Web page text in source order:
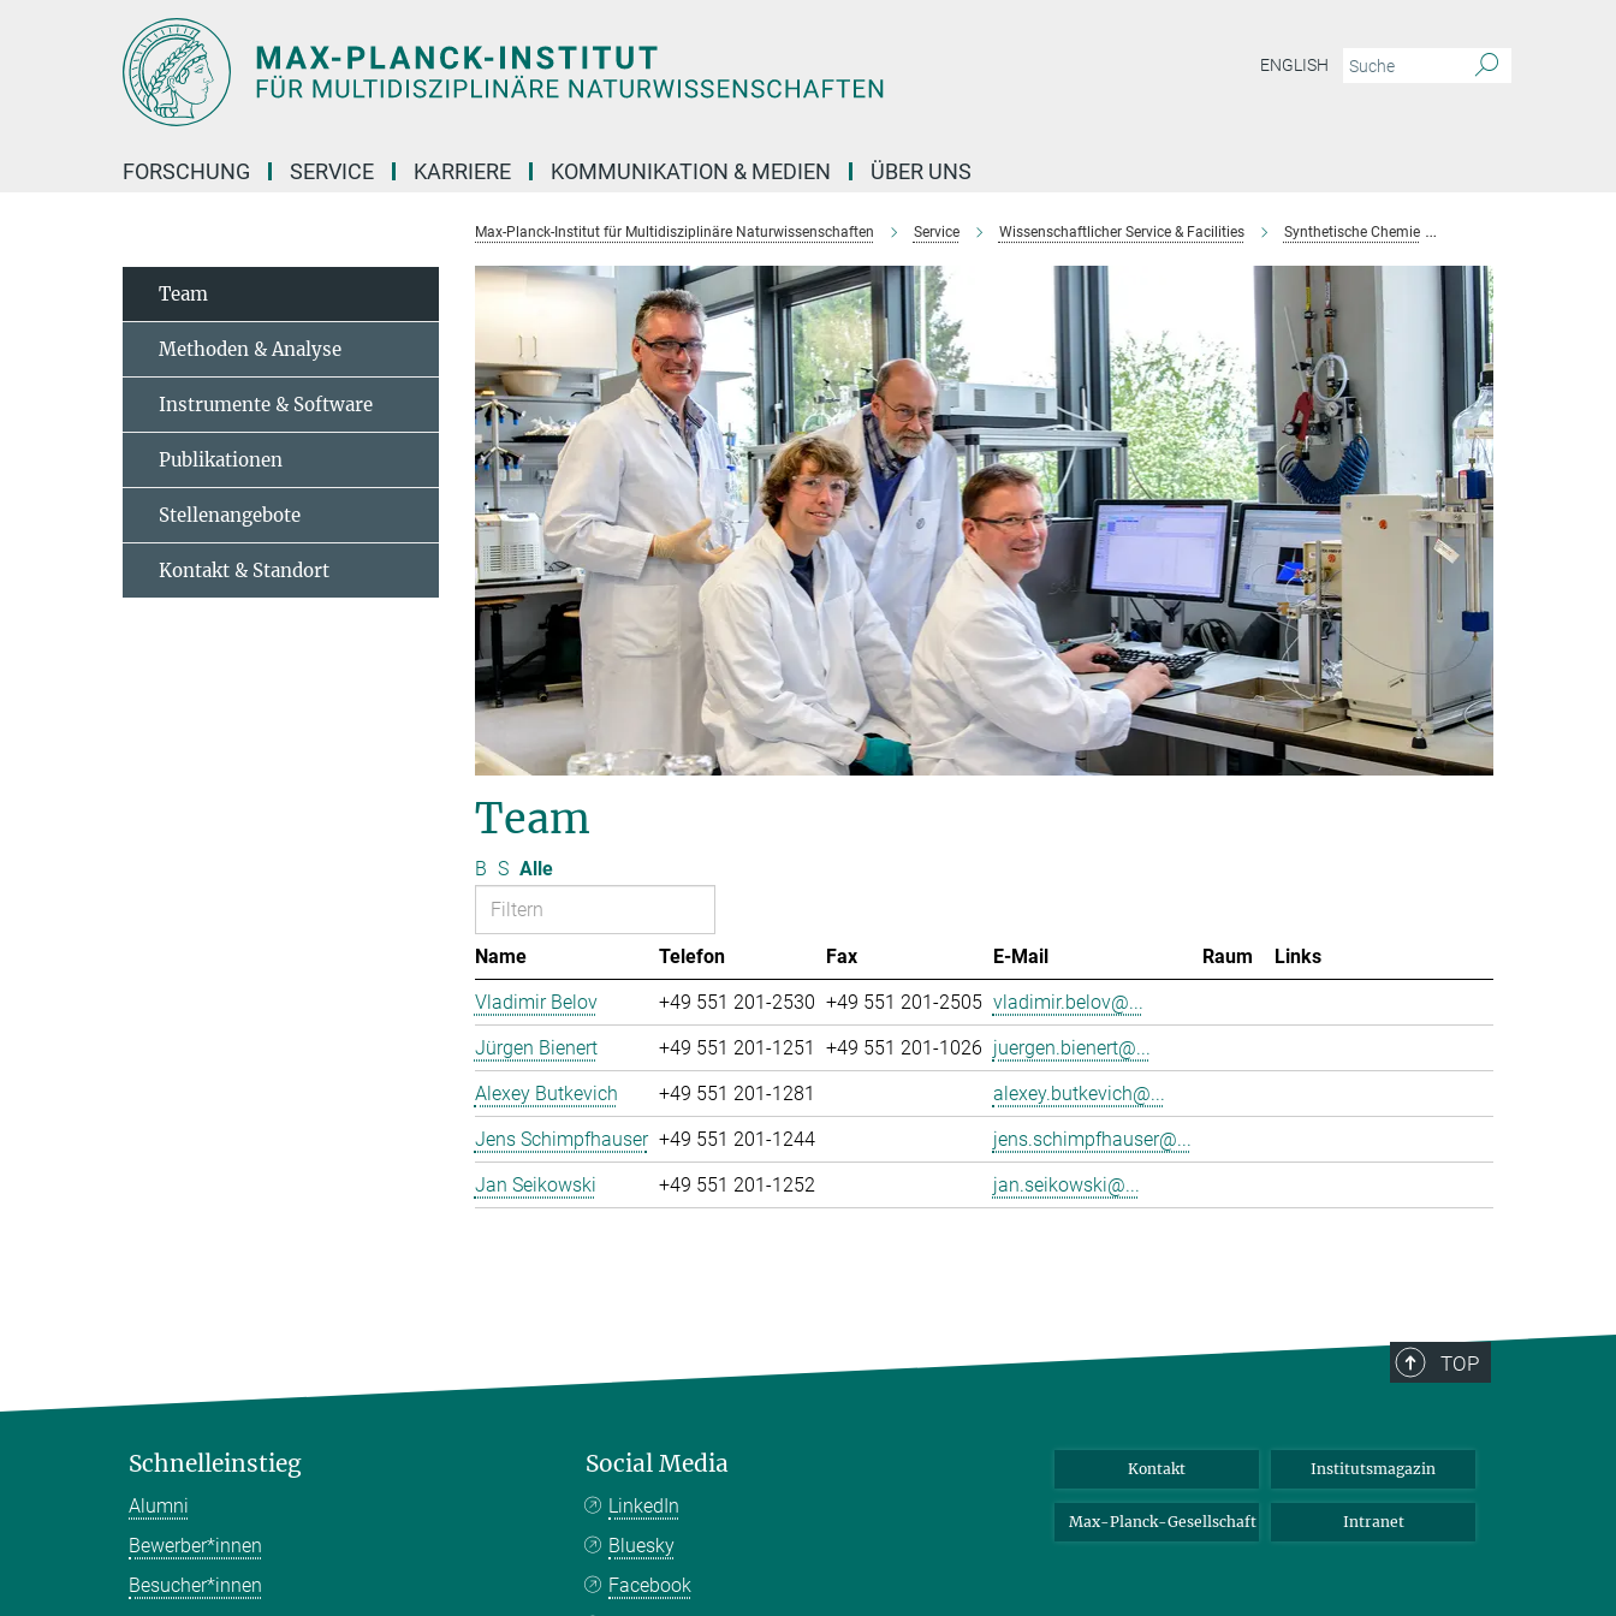
ENGLISH
FORSCHUNG SERVICE KARRIERE KOMMUNIKATION & MEDIEN ÜBER UNS
Max-Planck-Institut für Multidisziplinäre Naturwissenschaften Service Wissenschaftlicher Service & Facilities Synthetische Chemie
Team
B S Alle
Name Telefon Fax E-Mail Raum
Links
Vladimir Belov
+49 551 201-2530 +49 551 201-2505 vladimir.belov@...
Jürgen Bienert
+49 551 201-1251 +49 551 201-1026 juergen.bienert@...
Alexey Butkevich
+49 551 201-1281
alexey.butkevich@...
Jens Schimpfhauser +49 551 201-1244
jens.schimpfhauser@...
Jan Seikowski
+49 551 201-1252 jan.seikowski@...
Team
Methoden & Analyse
Instrumente & Software
Publikationen
Stellenangebote
Kontakt & Standort
TOP
Schnelleinstieg
Alumni
Bewerber*innen
Besucher*innen
Social Media
LinkedIn
Bluesky
Facebook
Kontakt Institutsmagazin
Max-Planck-Gesellschaft Intranet